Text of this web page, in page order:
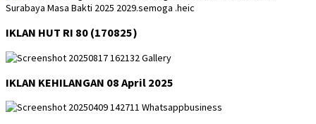
IKLAN HUT RI 80 (170825)
IKLAN KEHILANGAN 08 April 2025